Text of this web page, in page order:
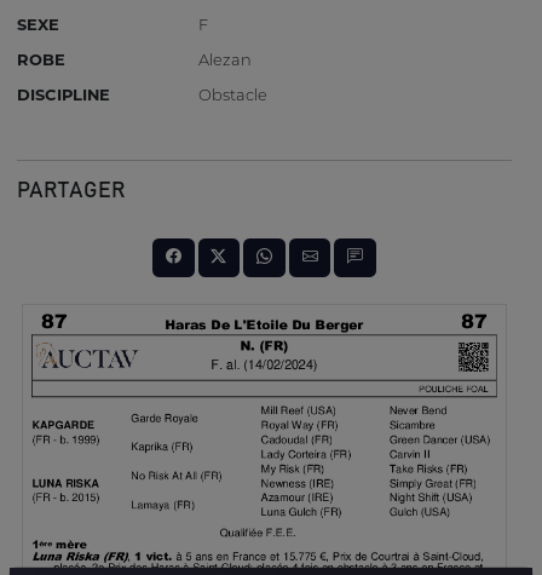
SEXE
F
ROBE
Alezan
DISCIPLINE
Obstacle
PARTAGER